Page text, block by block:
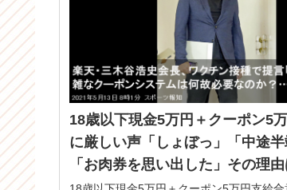
18歳以下現金5万円＋クーポン5
に厳しい声「しょぼっ」「中途半
「お肉券を思い出した」その理由